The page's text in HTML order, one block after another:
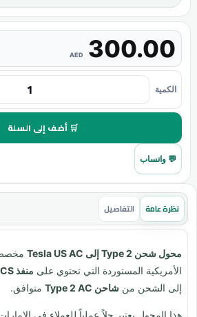
300.00
AED
الكمية
🛒 أضف إلى السلة
💬 واتساب
نظرة عامة التفاصيل
محول شحن Type 2 إلى Tesla US AC
الأمريكية المستوردة التي تحتوي على منفذ Tesla US / NACS
إلى الشحن من شاحن Type 2 AC متوافق.
هذا المحول يعتبر حلاً عملياً للعملاء في